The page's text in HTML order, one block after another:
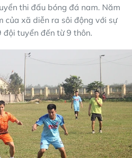
thi đấu bóng đá nam. Năm
của xã diễn ra sôi động với sự
tuyển đến từ 9 thôn.